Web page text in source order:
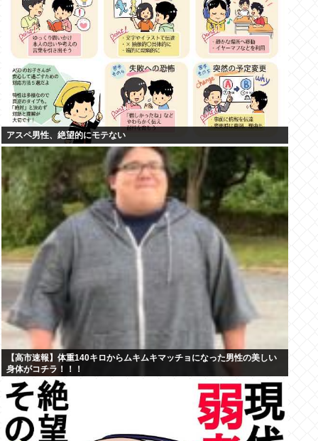
アスペ男性、絶望的にモテない
【高市速報】体重140キロからムキムキマッチョになった男性の美しい
身体がコチラ！！！